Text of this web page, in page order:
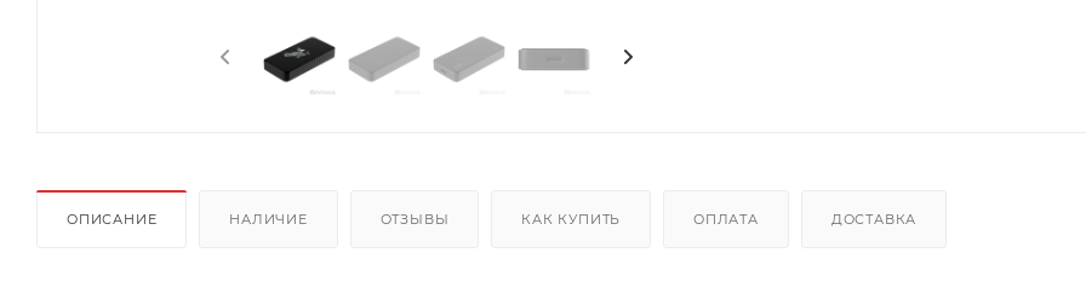
ОПИСАНИЕ НАЛИЧИЕ ОТЗЫВЫ КАК КУПИТЬ ОПЛАТА ДОСТАВКА